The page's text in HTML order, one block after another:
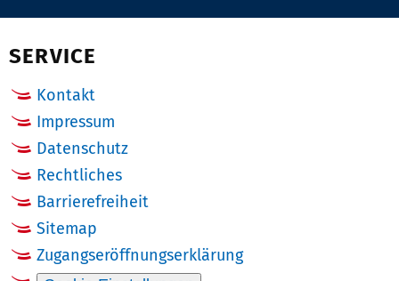
SERVICE
Kontakt
Impressum
Datenschutz
Rechtliches
Barrierefreiheit
Sitemap
Zugangseröffnungserklärung